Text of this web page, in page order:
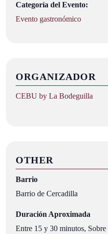
Categoría del Evento:
Evento gastronómico
ORGANIZADOR
CEBU by La Bodeguilla
OTHER
Barrio
Barrio de Cercadilla
Duración Aproximada
Entre 15 y 30 minutos, Sobre